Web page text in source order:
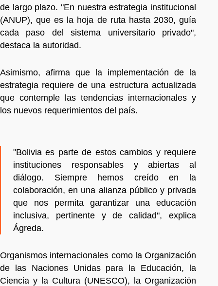
de largo plazo. "En nuestra estrategia institucional
(ANUP), que es la hoja de ruta hasta 2030, guía
cada paso del sistema universitario privado",
destaca la autoridad.
Asimismo, afirma que la implementación de la
estrategia requiere de una estructura actualizada
que contemple las tendencias internacionales y
los nuevos requerimientos del país.
"Bolivia es parte de estos cambios y requiere
instituciones responsables y abiertas al
diálogo. Siempre hemos creído en la
colaboración, en una alianza público y privada
que nos permita garantizar una educación
inclusiva, pertinente y de calidad", explica
Ágreda.
Organismos internacionales como la Organización
de las Naciones Unidas para la Educación, la
Ciencia y la Cultura (UNESCO), la Organización